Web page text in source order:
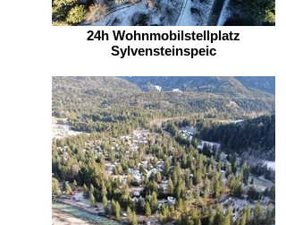
24h Wohnmobilstellplatz
Sylvensteinspeic